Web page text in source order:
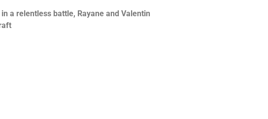
a relentless battle, Rayane and Valentin